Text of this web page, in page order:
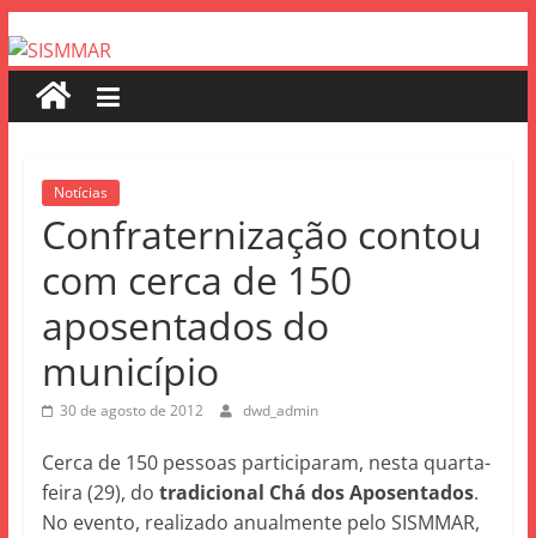
Notícias
Confraternização contou
com cerca de 150
aposentados do
município
30 de agosto de 2012 dwd_admin
Cerca de 150 pessoas participaram, nesta quarta-
feira (29), do tradicional Chá dos Aposentados.
No evento, realizado anualmente pelo SISMMAR,